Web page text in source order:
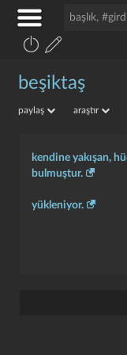
beşiktaş
paylaş araştır
kendine yakışan,
bulmuştur.
yükleniyor.